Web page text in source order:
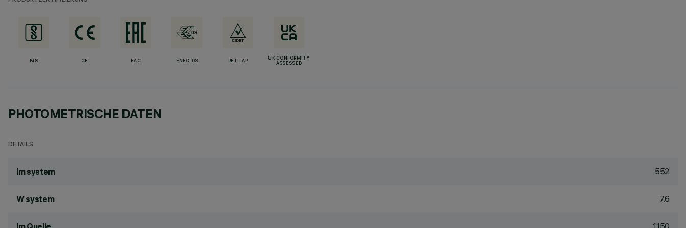
BIS CE EAC ENEC-03 RETILAP
UK CONFORMITY
ASSESSED
PHOTOMETRISCHE DATEN
DETAILS
lm system 552
W system 7.6
1150